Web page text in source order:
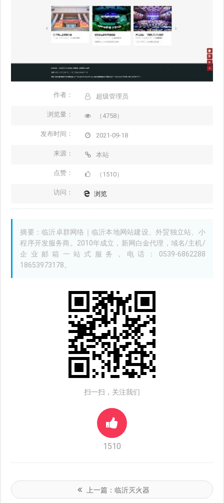
作者： 超级管理员
浏览量： （4758）
发布时间： 2021-09-18
来源： 本站
点赞： （1510）
访问： 浏览
摘要：临沂卓群网络｜临沂本地网站建设、外贸独立站、小
程序开发服务商。2010年成立，新网白金代理，域名/主机/
企业邮箱一站式服务，电话：0539-6862288
18653973178。
扫一扫，关注我们
1510
上一篇： 临沂灭火器